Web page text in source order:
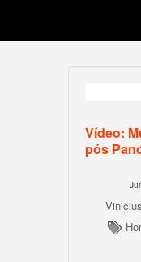
Vídeo:
pós